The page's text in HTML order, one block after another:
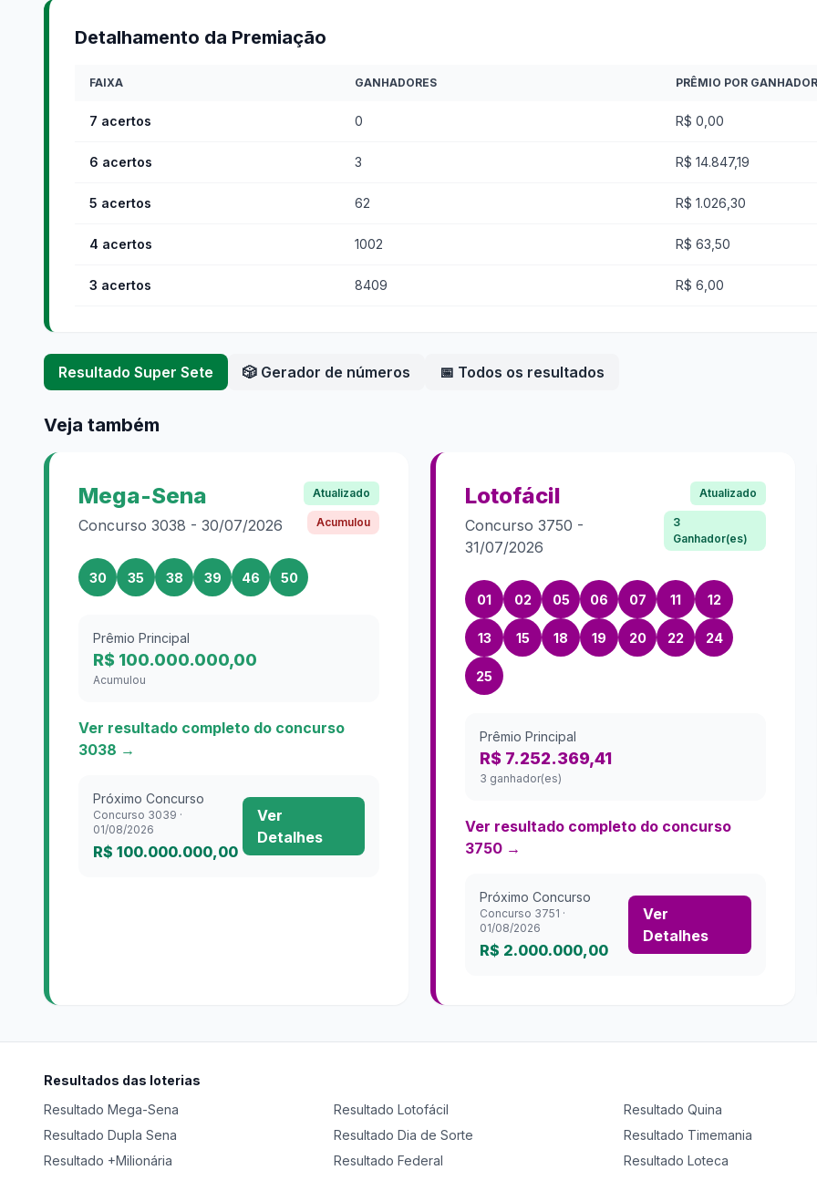
Detalhamento da Premiação
FAIXA GANHADORES PRÊMIO POR GANHADOR
7 acertos 0 R$ 0,00
6 acertos 3 R$ 14.847,19
5 acertos 62 R$ 1.026,30
4 acertos 1002 R$ 63,50
3 acertos 8409 R$ 6,00
Resultado Super Sete 🎲 Gerador de números 📅 Todos os resultados
Veja também
Mega-Sena
Concurso 3038 - 30/07/2026
Atualizado
Acumulou
30 35 38 39 46 50
Prêmio Principal
R$ 100.000.000,00
Acumulou
Ver resultado completo do concurso
3038 →
Próximo Concurso
Concurso 3039 ·
01/08/2026
R$ 100.000.000,00
Ver
Detalhes
Lotofácil
Concurso 3750 -
31/07/2026
Atualizado
3
Ganhador(es)
01 02 05 06 07 11 12
13 15 18 19 20 22 24
25
Prêmio Principal
R$ 7.252.369,41
3 ganhador(es)
Ver resultado completo do concurso
3750 →
Próximo Concurso
Concurso 3751 ·
01/08/2026
R$ 2.000.000,00
Ver
Detalhes
Resultados das loterias
Resultado Mega-Sena Resultado Lotofácil Resultado Quina
Resultado Dupla Sena Resultado Dia de Sorte Resultado Timemania
Resultado +Milionária Resultado Federal Resultado Loteca